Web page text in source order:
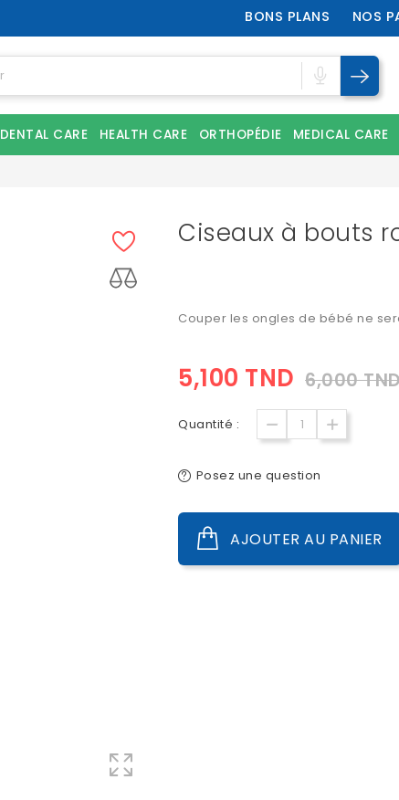
BONS PLANS NOS
DENTAL CARE HEALTH CARE ORTHOPÉDIE MEDICAL CARE
Ciseaux à bouts
Couper les ongles de bébé ne
5,100 TND 6,000
Quantité :
Posez une question
AJOUTER AU PANIER